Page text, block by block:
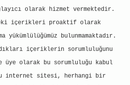
olarak hizmet vermektedir.
içerikleri proaktif olarak
yükümlülüğümüz bulunmamaktadır.
içeriklerin sorumluluğunu
üye olarak bu sorumluluğu kabul
internet sitesi, herhangi bir